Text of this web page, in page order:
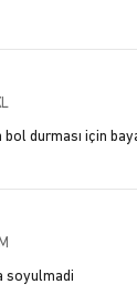
durması için
M
soyulmadi